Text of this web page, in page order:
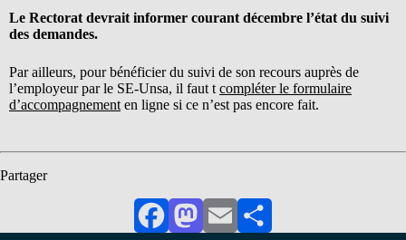
Le Rectorat devrait informer courant décembre l’état du suivi
des demandes.
Par ailleurs, pour bénéficier du suivi de son recours auprès de
l’employeur par le SE-Unsa, il faut t compléter le formulaire
d’accompagnement en ligne si ce n’est pas encore fait.
Partager
FacebookMastodon
EmailPartager